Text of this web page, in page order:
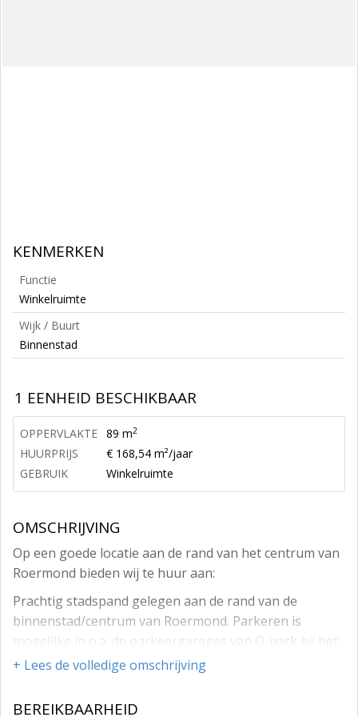
KENMERKEN
Functie
Winkelruimte
Wijk / Buurt
Binnenstad
1 EENHEID BESCHIKBAAR
OPPERVLAKTE 89 m2
HUURPRIJS
€ 168,54 m²/jaar
GEBRUIK
Winkelruimte
OMSCHRIJVING
Op een goede locatie aan de rand van het centrum van
Roermond bieden wij te huur aan:
Prachtig stadspand gelegen aan de rand van de
binnenstad/centrum van Roermond. Parkeren is
mogelijke in o.a. de parkeergarages van Q-park bij het
Roercenter en Theaterhotel De Oranjerie en er zijn
aantrekkelijke voorwaarden.
+ Lees de volledige omschrijving
BEREIKBAARHEID